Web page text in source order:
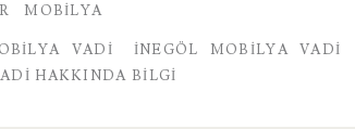
MOBILYA
VADI
İNEGÖL MOBILYA VADI
HAKKINDA BILGI